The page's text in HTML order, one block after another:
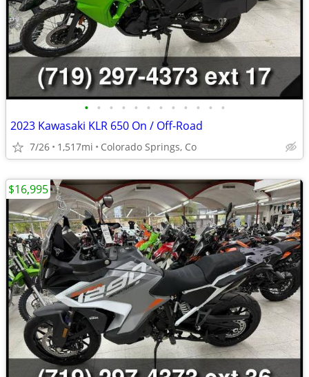
• • • • • • • • • • • •
2023 Kawasaki KLR 650 On / Off-Road
7/26 1,517mi Colorado Springs, Co
$16,995